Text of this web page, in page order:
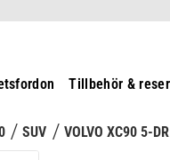
Tillbehör &
SUV VOLVO XC90 5-